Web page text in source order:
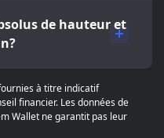
de hauteur et
à titre indicatif
financier. Les données de
Wallet ne garantit pas leur